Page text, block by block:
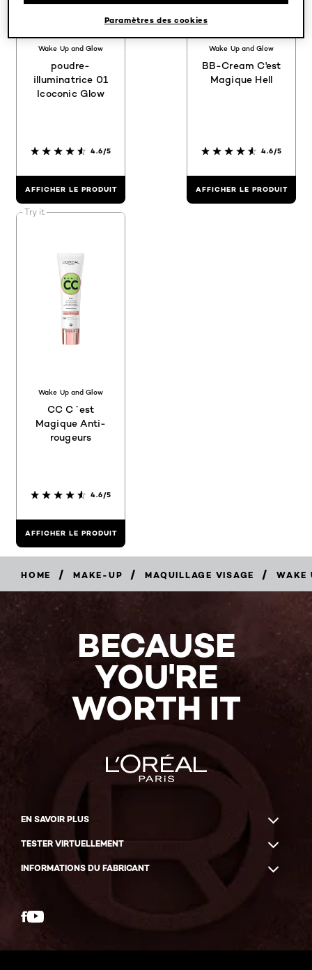
Wake Up and Glow
poudre-
illuminatrice 01
Icoconic Glow
4.6/5
AFFICHER LE PRODUIT
Wake Up and Glow
BB-Cream C'est
Magique Hell
4.6/5
AFFICHER LE PRODUIT
Try it
Wake Up and Glow
CC C´est
Magique Anti-
rougeurs
4.6/5
AFFICHER LE PRODUIT
HOME / MAKE-UP / MAQUILLAGE VISAGE / WAKE
BECAUSE
YOU'RE
WORTH IT
EN SAVOIR PLUS
TESTER VIRTUELLEMENT
INFORMATIONS DU FABRICANT
Paramètres des cookies